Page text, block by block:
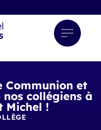
Communion et
collégiens à
Michel !